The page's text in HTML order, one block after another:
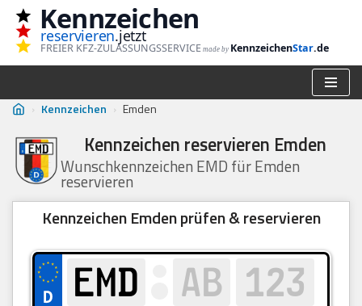
Zum
Inhalt
Kennzeichen
reservieren.jetzt
FREIER KFZ-ZULASSUNGSSERVICE made by KennzeichenStar.de
› Kennzeichen › Emden
Kennzeichen reservieren Emden
Wunschkennzeichen EMD für Emden
reservieren
Kennzeichen Emden prüfen & reservieren